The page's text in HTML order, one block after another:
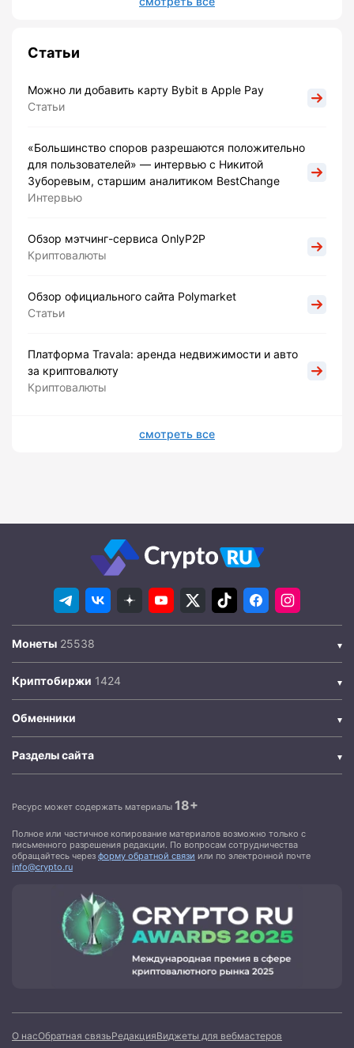
Статьи
Можно ли добавить карту Bybit в Apple Pay
Статьи
«Большинство споров разрешаются положительно
для пользователей» — интервью с Никитой
Зуборевым, старшим аналитиком BestChange
Интервью
Обзор мэтчинг-сервиса OnlyP2P
Криптовалюты
Обзор официального сайта Polymarket
Статьи
Платформа Travala: аренда недвижимости и авто
за криптовалюту
Криптовалюты
смотреть все
Монеты
Криптобиржи
Обменники
Разделы сайта
Ресурс может содержать материалы 18+
Полное или частичное копирование материалов возможно только с
письменного разрешения редакции. По вопросам сотрудничества
обращайтесь через форму обратной связи или по электронной почте
info@crypto.ru
О насОбратная связьРедакцияВиджеты для вебмастеров